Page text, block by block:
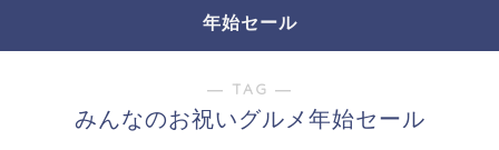
年始セール
― TAG ―
みんなのお祝いグルメ年始セール